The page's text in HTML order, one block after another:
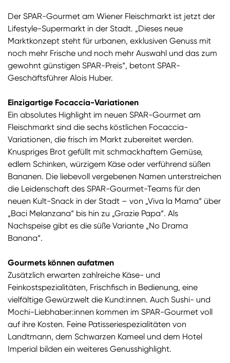
Der SPAR-Gourmet am Wiener Fleischmarkt ist jetzt der
Lifestyle-Supermarkt in der Stadt. „Dieses neue
Marktkonzept steht für urbanen, exklusiven Genuss mit
noch mehr Frische und noch mehr Auswahl und das zum
gewohnt günstigen SPAR-Preis“, betont SPAR-
Geschäftsführer Alois Huber.
Einzigartige Focaccia-Variationen
Ein absolutes Highlight im neuen SPAR-Gourmet am
Fleischmarkt sind die sechs köstlichen Focaccia-
Variationen, die frisch im Markt zubereitet werden.
Knuspriges Brot gefüllt mit schmackhaftem Gemüse,
edlem Schinken, würzigem Käse oder verführend süßen
Bananen. Die liebevoll vergebenen Namen unterstreichen
die Leidenschaft des SPAR-Gourmet-Teams für den
neuen Kult-Snack in der Stadt – von „Viva la Mama“ über
„Baci Melanzana“ bis hin zu „Grazie Papa“. Als
Nachspeise gibt es die süße Variante „No Drama
Banana“.
Gourmets können aufatmen
Zusätzlich erwarten zahlreiche Käse- und
Feinkostspezialitäten, Frischfisch in Bedienung, eine
vielfältige Gewürzwelt die Kund:innen. Auch Sushi- und
Mochi-Liebhaber:innen kommen im SPAR-Gourmet voll
auf ihre Kosten. Feine Patisseriespezialitäten von
Landtmann, dem Schwarzen Kameel und dem Hotel
Imperial bilden ein weiteres Genusshighlight.